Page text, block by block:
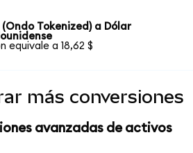
(Ondo Tokenized) a Dólar
equivale a 18,62 $
más conversiones
avanzadas de activos